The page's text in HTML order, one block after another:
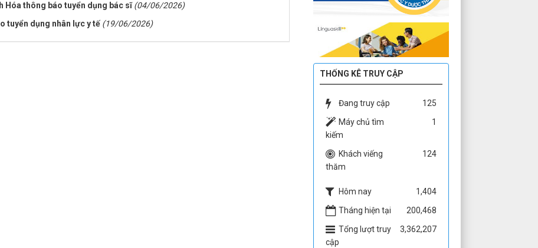
Hóa thông báo tuyển dụng bác sĩ (04/06/2026)
tuyển dụng nhân lực y tế (19/06/2026)
THỐNG KÊ TRUY CẬP
Đang truy cập
125
Máy chủ tìm
kiếm
1
Khách viếng
thăm
124
Hôm nay
1,404
Tháng hiện tại
200,468
Tổng lượt truy
cập
3,362,207